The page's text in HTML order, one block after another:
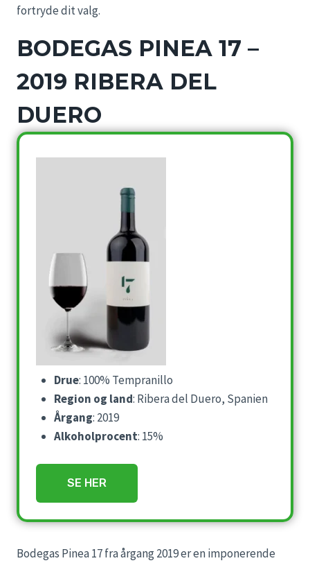
fortryde dit valg.
BODEGAS PINEA 17 –
2019 RIBERA DEL
DUERO
Drue: 100% Tempranillo
Region og land: Ribera del Duero, Spanien
Årgang: 2019
Alkoholprocent: 15%
SE HER
Bodegas Pinea 17 fra årgang 2019 er en imponerende